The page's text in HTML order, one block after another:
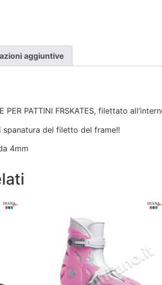
aggiuntive
PER PATTINI FRSKATES, filettato
del filetto del frame!!
4mm